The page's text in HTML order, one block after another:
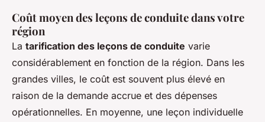
Coût moyen des leçons de conduite dans votre
région
La tarification des leçons de conduite varie
considérablement en fonction de la région. Dans les
grandes villes, le coût est souvent plus élevé en
raison de la demande accrue et des dépenses
opérationnelles. En moyenne, une leçon individuelle